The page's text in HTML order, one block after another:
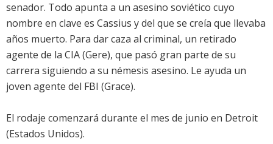
senador. Todo apunta a un asesino soviético cuyo
nombre en clave es Cassius y del que se creía que llevaba
años muerto. Para dar caza al criminal, un retirado
agente de la CIA (Gere), que pasó gran parte de su
carrera siguiendo a su némesis asesino. Le ayuda un
joven agente del FBI (Grace).
El rodaje comenzará durante el mes de junio en Detroit
(Estados Unidos).